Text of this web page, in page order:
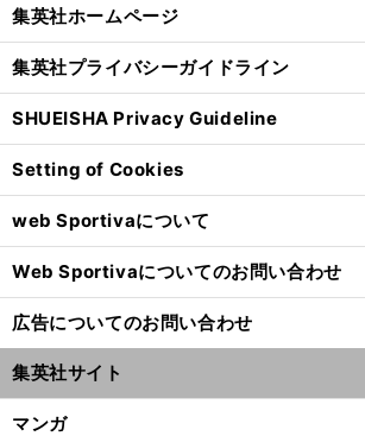
集英社ホームページ
集英社プライバシーガイドライン
SHUEISHA Privacy Guideline
Setting of Cookies
web Sportivaについて
Web Sportivaについてのお問い合わせ
広告についてのお問い合わせ
集英社サイト
マンガ